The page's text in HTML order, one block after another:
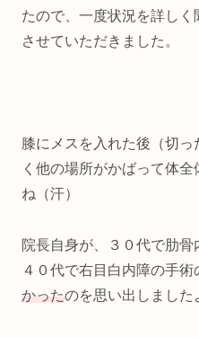
たので、一度状況を詳し
させていただきました。
膝にメスを入れた後（切
く他の場所がかばって体
ね（汗）
院長自身が、３０代で肋骨
４０代で右目白内障の手術
かったのを思い出しました